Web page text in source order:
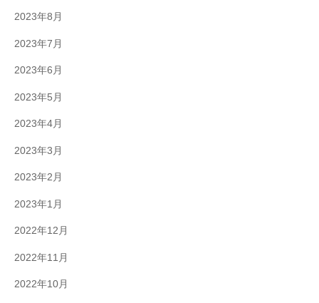
2023年8月
2023年7月
2023年6月
2023年5月
2023年4月
2023年3月
2023年2月
2023年1月
2022年12月
2022年11月
2022年10月